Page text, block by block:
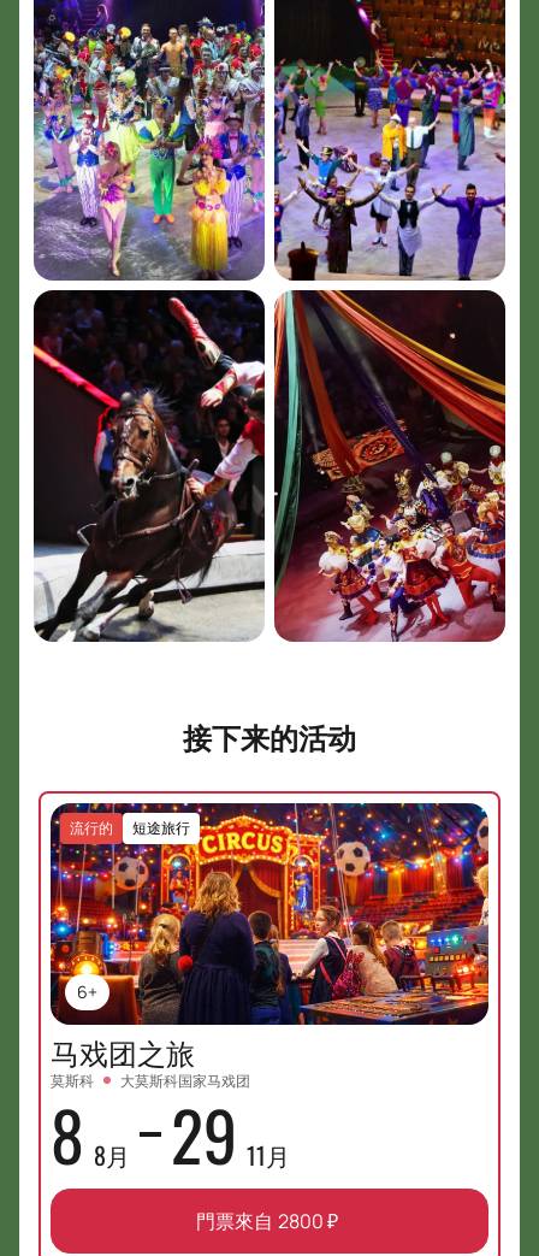
接下来的活动
6+
短途旅行
流行的
马戏团之旅
莫斯科 大莫斯科国家马戏团
8 8月 29 11月
門票來自 2800₽